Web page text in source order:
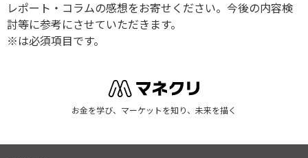
レポート・コラムの感想をお寄せください。今後の内容検
討等に参考にさせていただきます。
※は必須項目です。
お金を学び、マーケットを知り、未来を描く